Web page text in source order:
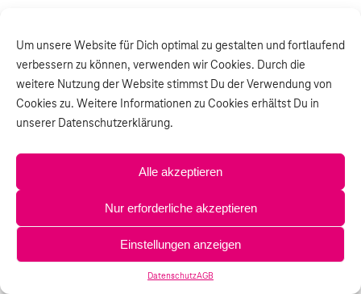
Um unsere Website für Dich optimal zu gestalten und fortlaufend
verbessern zu können, verwenden wir Cookies. Durch die
weitere Nutzung der Website stimmst Du der Verwendung von
Cookies zu. Weitere Informationen zu Cookies erhältst Du in
unserer Datenschutzerklärung.
Alle akzeptieren
Nur erforderliche akzeptieren
Einstellungen anzeigen
DatenschutzAGB